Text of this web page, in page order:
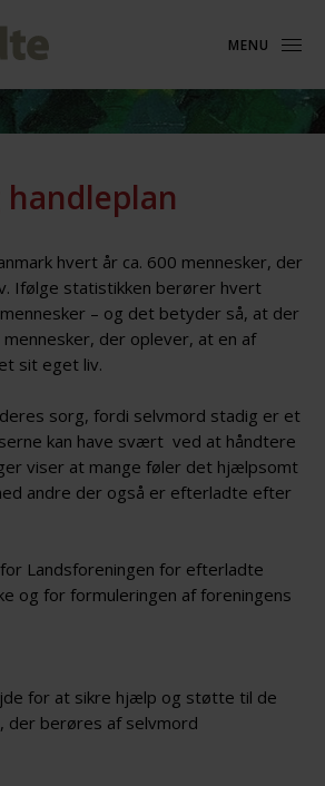
MENU
handleplan
hvert år ca. 600 mennesker, der
Ifølge statistikken berører hvert
– og det betyder så, at der
der oplever, at en af
sit eget liv.
sorg, fordi selvmord stadig er et
kan have svært ved at håndtere
viser at mange føler det hjælpsomt
andre der også er efterladte efter
Landsforeningen for efterladte
og for formuleringen af foreningens
for at sikre hjælp og støtte til de
der berøres af selvmord